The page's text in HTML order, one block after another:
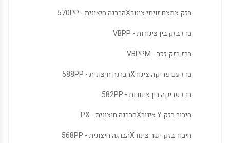
בזק צמצם זויתי צינורXהברגה חיצונית - 570PP
ברז בזק בין צינורות - VBPP
ברז בזק זכר - VBPPM
ברז עם פריקה צינורXהברגה חיצונית - 588PP
ברז פריקה בין צינורות - 582PP
חיבור בזק Y צינורXהברגה חיצונית - PX
חיבור בזק ישר צינורXהברגה חיצונית - 568PP